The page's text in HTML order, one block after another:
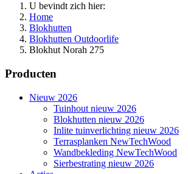
U bevindt zich hier:
Home
Blokhutten
Blokhutten Outdoorlife
Blokhut Norah 275
Producten
Nieuw 2026
Tuinhout nieuw 2026
Blokhutten nieuw 2026
Inlite tuinverlichting nieuw 2026
Terrasplanken NewTechWood
Wandbekleding NewTechWood
Sierbestrating nieuw 2026